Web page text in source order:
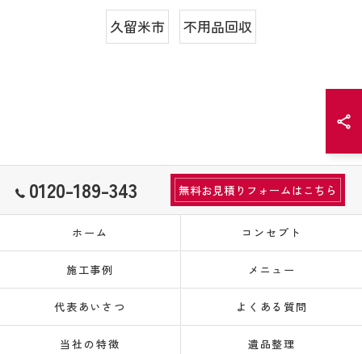
久留米市 不用品回収
0120-189-343 無料お見積りフォームはこちら
ホーム コンセプト
施工事例 メニュー
代表あいさつ よくある質問
当社の特徴 遺品整理